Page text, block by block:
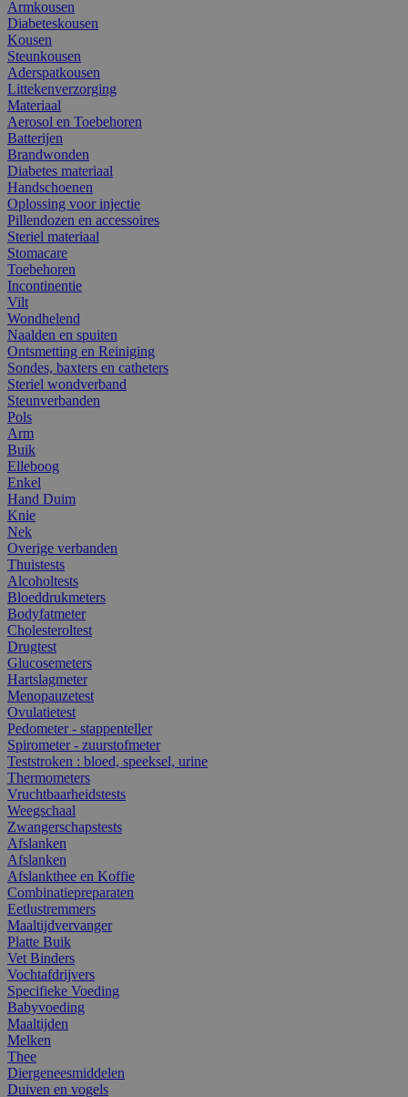
Armkousen
Diabeteskousen
Kousen
Steunkousen
Aderspatkousen
Littekenverzorging
Materiaal
Aerosol en Toebehoren
Batterijen
Brandwonden
Diabetes materiaal
Handschoenen
Oplossing voor injectie
Pillendozen en accessoires
Steriel materiaal
Stomacare
Toebehoren
Incontinentie
Vilt
Wondhelend
Naalden en spuiten
Ontsmetting en Reiniging
Sondes, baxters en catheters
Steriel wondverband
Steunverbanden
Pols
Arm
Buik
Elleboog
Enkel
Hand Duim
Knie
Nek
Overige verbanden
Thuistests
Alcoholtests
Bloeddrukmeters
Bodyfatmeter
Cholesteroltest
Drugtest
Glucosemeters
Hartslagmeter
Menopauzetest
Ovulatietest
Pedometer - stappenteller
Spirometer - zuurstofmeter
Teststroken : bloed, speeksel, urine
Thermometers
Vruchtbaarheidstests
Weegschaal
Zwangerschapstests
Afslanken
Afslanken
Afslankthee en Koffie
Combinatiepreparaten
Eetlustremmers
Maaltijdvervanger
Platte Buik
Vet Binders
Vochtafdrijvers
Specifieke Voeding
Babyvoeding
Maaltijden
Melken
Thee
Diergeneesmiddelen
Duiven en vogels